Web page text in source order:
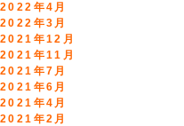
2022年4月
2022年3月
2021年12月
2021年11月
2021年7月
2021年6月
2021年4月
2021年2月